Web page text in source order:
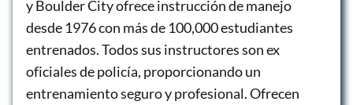
y Boulder City ofrece instrucción de manejo
desde 1976 con más de 100,000 estudiantes
entrenados. Todos sus instructores son ex
oficiales de policía, proporcionando un
entrenamiento seguro y profesional. Ofrecen